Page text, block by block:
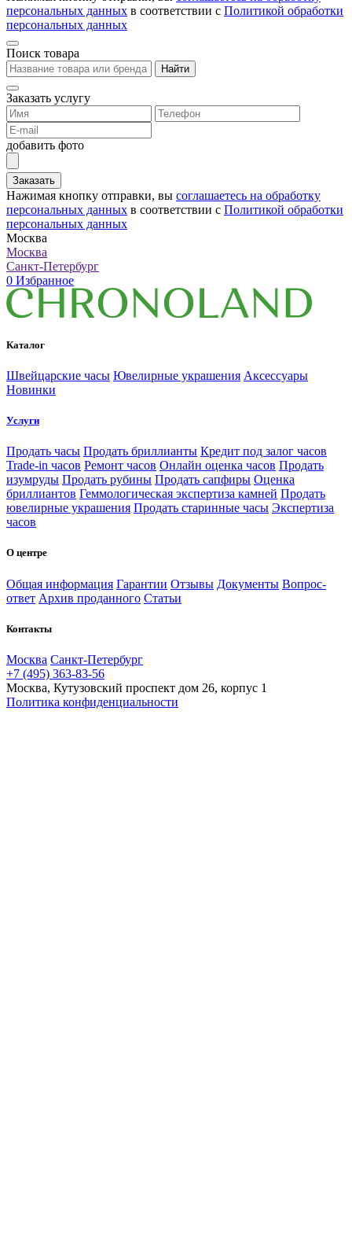
персональных данных в соответствии с Политикой обработки
персональных данных
Поиск товара
Найти
Заказать услугу
добавить фото
Заказать
Нажимая кнопку отправки, вы соглашаетесь на обработку
персональных данных в соответствии с Политикой обработки
персональных данных
Москва
Москва
Санкт-Петербург
0 Избранное
Каталог
Швейцарские часы Ювелирные украшения Аксессуары
Новинки
Услуги
Продать часы Продать бриллианты Кредит под залог часов
Trade-in часов Ремонт часов Онлайн оценка часов Продать
изумруды Продать рубины Продать сапфиры Оценка
бриллиантов Геммологическая экспертиза камней Продать
ювелирные украшения Продать старинные часы Экспертиза
часов
О центре
Общая информация Гарантии Отзывы Документы Вопрос-
ответ Архив проданного Статьи
Контакты
Москва Санкт-Петербург
+7 (495) 363-83-56
Москва, Кутузовский проспект дом 26, корпус 1
Политика конфиденциальности